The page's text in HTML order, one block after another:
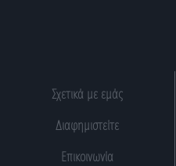
Σχετικά με εμάς
Διαφημιστείτε
Επικοινωνία